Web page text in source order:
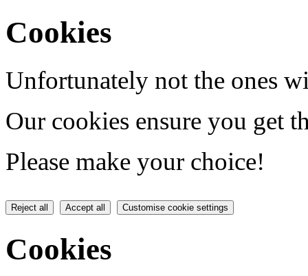
Cookies
Unfortunately not the ones
Our cookies ensure you get
Please make your choice!
Reject all Accept all Customise cookie settings
Cookies